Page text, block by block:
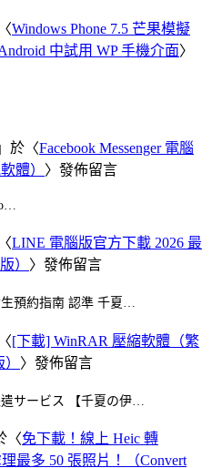
Windows Phone 7.5 芒果模擬
中試用 WP 手機介面〉
於〈Facebook Messenger 電腦
體）
〉發佈留言
LINE 電腦版官方下載 2026 最
） 〉發佈留言
預約指南 認準 千夏…
[下載] WinRAR 壓縮軟體（繁
〉發佈留言
サービス 【千夏の伊…
〈免下載！線上 Heic 轉
最多 50 張照片！（Convert